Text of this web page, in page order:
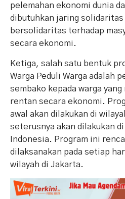
pelemahan ekonomi dunia
dibutuhkan jaring solidaritas
bersolidaritas terhadap
secara ekonomi.
Ketiga, salah satu bentuk
Warga Peduli Warga adalah
sembako kepada warga
rentan secara ekonomi.
awal akan dilakukan di
seterusnya akan dilakukan
Indonesia. Program ini
dilaksanakan pada setiap
wilayah di Jakarta.